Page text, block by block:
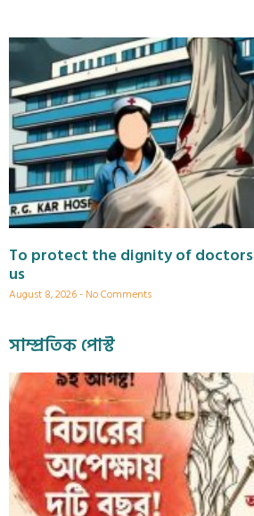
To protect the dignity of
us
August 8, 2026 No Comments
সাম্প্রতিক পোস্ট